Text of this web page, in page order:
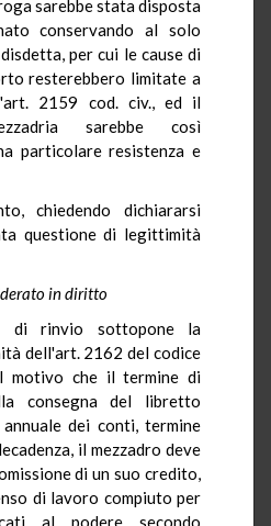
sarebbe stata disposta
conservando al solo
per cui le cause di
resterebbero limitate a
2159 cod. civ., ed il
sarebbe così
particolare resistenza e
chiedendo dichiararsi
questione di legittimità
in diritto
di rinvio sottopone la
dell'art. 2162 del codice
motivo che il termine di
consegna del libretto
dei conti, termine
il mezzadro deve
di un suo credito,
di lavoro compiuto per
al podere secondo